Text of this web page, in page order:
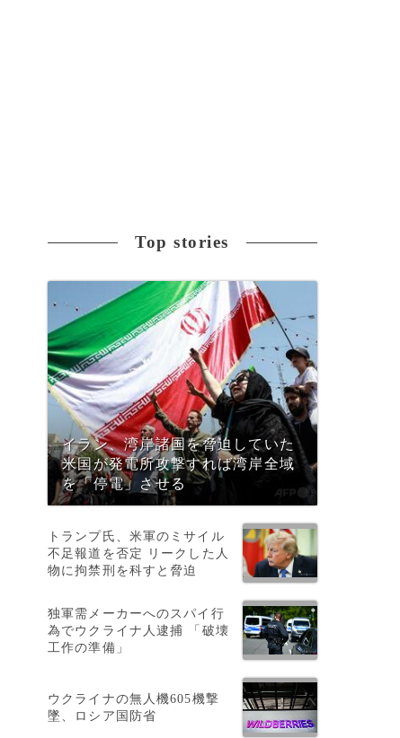
Top stories
イラン、湾岸諸国を脅迫していた
米国が発電所攻撃すれば湾岸全域
を「停電」させる
トランプ氏、米軍のミサイル
不足報道を否定 リークした人
物に拘禁刑を科すと脅迫
独軍需メーカーへのスパイ行
為でウクライナ人逮捕 「破壊
工作の準備」
ウクライナの無人機605機撃
墜、ロシア国防省